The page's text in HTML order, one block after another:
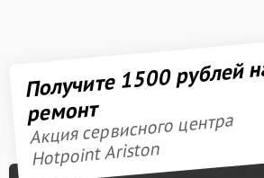
Получите 1500 рублей
ремонт
Акция сервисного центра
Hotpoint Ariston